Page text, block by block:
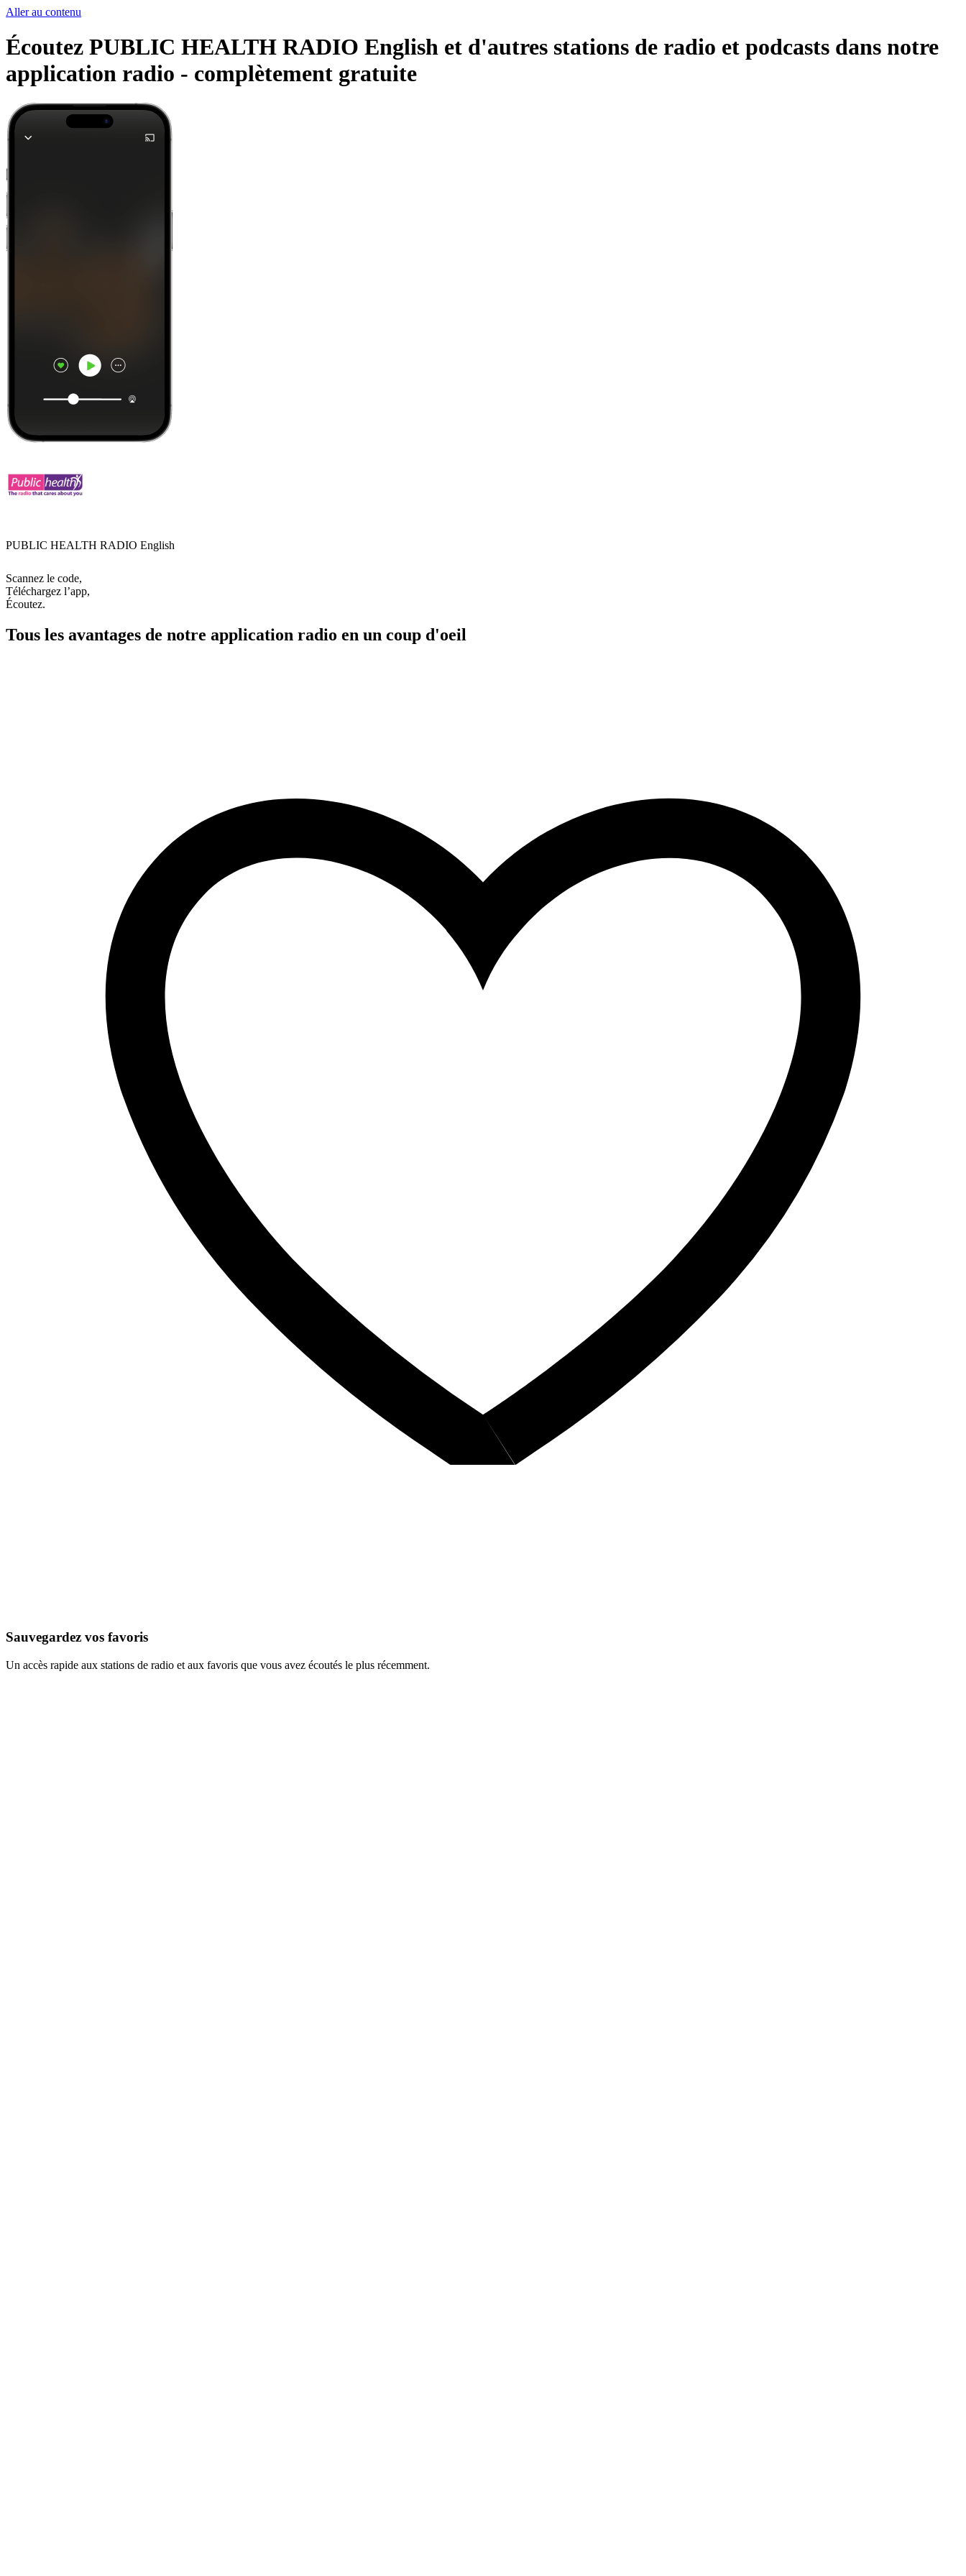
Aller au contenu
Écoutez PUBLIC HEALTH RADIO English et d'autres stations de radio et podcasts dans notre
application radio - complètement gratuite
PUBLIC HEALTH RADIO English
Scannez le code,
Téléchargez l’app,
Écoutez.
Tous les avantages de notre application radio en un coup d'oeil
Sauvegardez vos favoris
Un accès rapide aux stations de radio et aux favoris que vous avez écoutés le plus récemment.